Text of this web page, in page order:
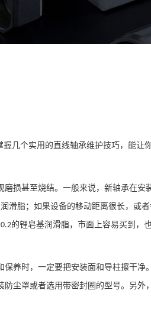
握几个实用的直线轴承维护技巧，能让
损甚至烧结。一般来说，新轴承在安
滑脂；如果设备的移动距离很长，或
的锂皂基润滑脂，市面上容易买到，
养时，一定要把安装面和导柱擦干净
尘罩或者选用带密封圈的型号。另外